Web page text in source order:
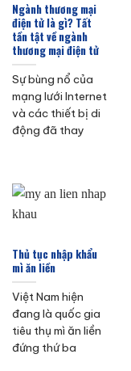
Ngành thương mại
điện tử là gì? Tất
tần tật về ngành
thương mại điện tử
Sự bùng nổ của
mạng lưới Internet
và các thiết bị di
động đã thay
Thủ tục nhập khẩu
mì ăn liền
Việt Nam hiện
đang là quốc gia
tiêu thụ mì ăn liền
đứng thứ ba